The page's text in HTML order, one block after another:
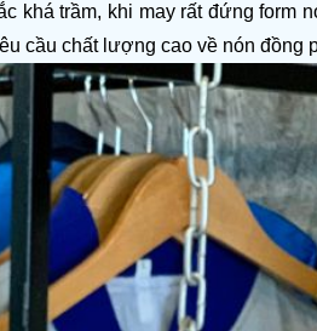
khá trầm, khi may rất đứng form
cầu chất lượng cao về nón đồng